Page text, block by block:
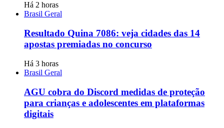
Há 2 horas
Brasil Geral
Resultado Quina 7086: veja cidades das 14
apostas premiadas no concurso
Há 3 horas
Brasil Geral
AGU cobra do Discord medidas de proteção
para crianças e adolescentes em plataformas
digitais